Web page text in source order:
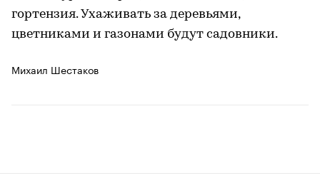
гортензия. Ухаживать за деревьями,
цветниками и газонами будут садовники.
Михаил Шестаков